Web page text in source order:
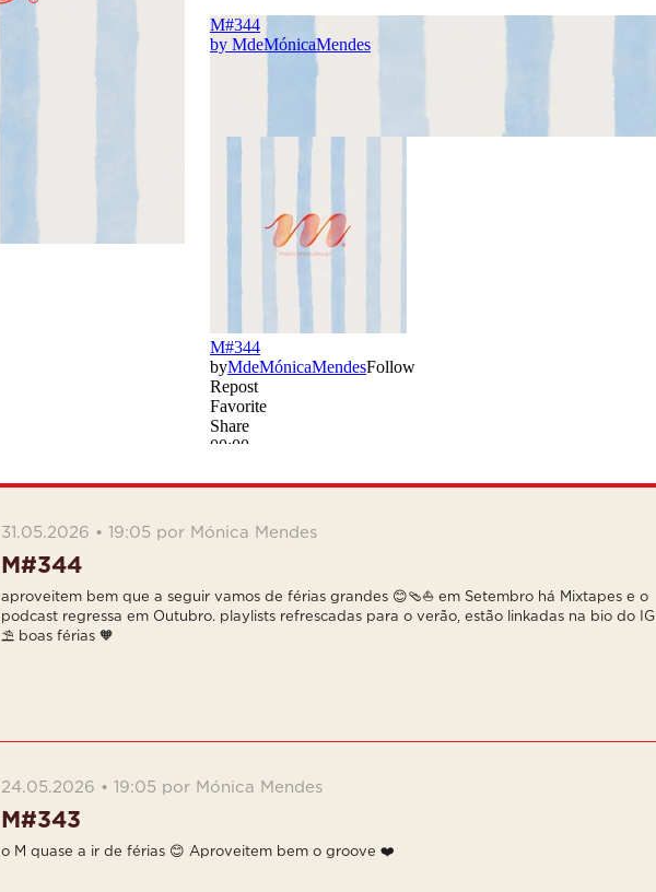
31.05.2026 • 19:05 por Mónica Mendes
M#344
aproveitem bem que a seguir vamos de férias grandes 😊🩴⛵️ em Setembro há Mixtapes e o
podcast regressa em Outubro. playlists refrescadas para o verão, estão linkadas na bio do IG
⛱ boas férias 🧡
24.05.2026 • 19:05 por Mónica Mendes
M#343
o M quase a ir de férias 😊 Aproveitem bem o groove ❤️